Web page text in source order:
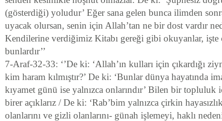
(gösterdiği) yoludur’ Eğer sana gelen bunca ilimden
uyacak olursan, senin için Allah’tan ne bir dost vardır
Kendilerine verdiğimiz Kitabı gereği gibi okuyanlar, işte
bunlardır’’
7-Araf-32-33: ‘’De ki: ‘Allah’ın kulları için çıkardığı
kim haram kılmıştır?’ De ki: ‘Bunlar dünya hayatında
kıyamet günü ise yalnızca onlarındır’ Bilen bir
birer açıklarız / De ki: ‘Rab’bim yalnızca çirkin
olanlarını ve gizli olanlarını- günah işlemeyi, haklı